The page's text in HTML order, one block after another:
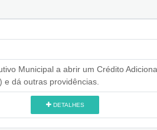
Municipal a abrir um Crédito
dá outras providências.
DETALHES